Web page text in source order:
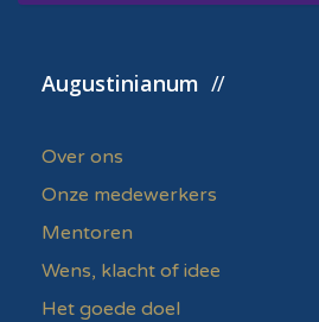
Augustinianum
Over ons
Onze medewerkers
Mentoren
Wens, klacht of idee
Het goede doel